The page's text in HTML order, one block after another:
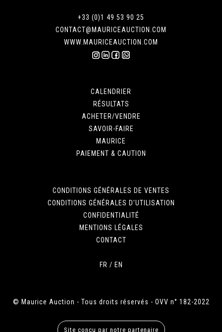
+33 (0)1 49 53 90 25
CONTACT@MAURICEAUCTION.COM
WWW.MAURICEAUCTION.COM
CALENDRIER
RÉSULTATS
ACHETER/VENDRE
SAVOIR-FAIRE
MAURICE
PAIEMENT & CAUTION
CONDITIONS GÉNÉRALES DE VENTES
CONDITIONS GÉNÉRALES D'UTILISATION
CONFIDENTIALITÉ
MENTIONS LÉGALES
CONTACT
FR / EN
© Maurice Auction - Tous droits réservés - OVV n° 182-2022
Site conçu par notre partenaire